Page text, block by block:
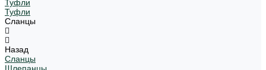
Туфли
Туфли
Сланцы
Назад
Сланцы